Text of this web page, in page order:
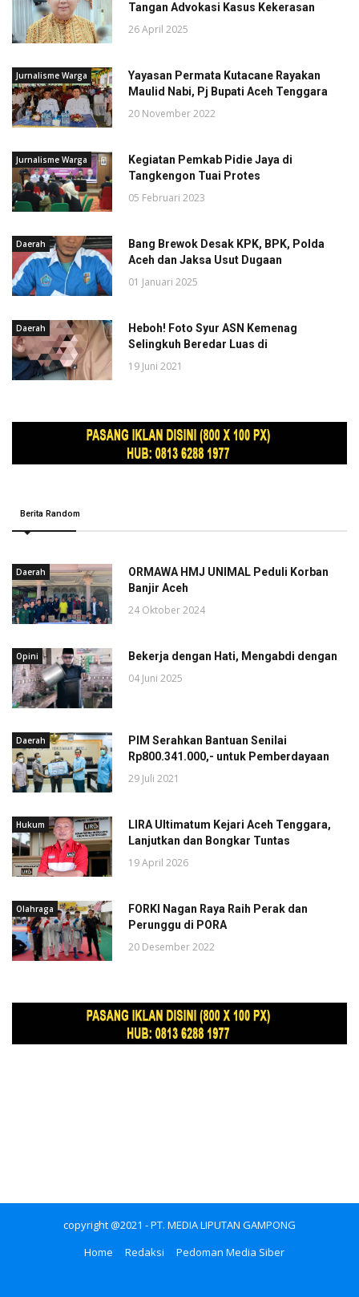
Tangan Advokasi Kasus Kekerasan
26 April 2025
Jurnalisme Warga
Yayasan Permata Kutacane Rayakan
Maulid Nabi, Pj Bupati Aceh Tenggara
20 November 2022
Jurnalisme Warga
Kegiatan Pemkab Pidie Jaya di
Tangkengon Tuai Protes
05 Februari 2023
Daerah
Bang Brewok Desak KPK, BPK, Polda
Aceh dan Jaksa Usut Dugaan
01 Januari 2025
Daerah
Heboh! Foto Syur ASN Kemenag
Selingkuh Beredar Luas di
19 Juni 2021
Berita Random
Daerah
ORMAWA HMJ UNIMAL Peduli Korban
Banjir Aceh
24 Oktober 2024
Opini Bekerja dengan Hati, Mengabdi dengan
04 Juni 2025
Daerah
PIM Serahkan Bantuan Senilai
Rp800.341.000,- untuk Pemberdayaan
29 Juli 2021
Hukum
LIRA Ultimatum Kejari Aceh Tenggara,
Lanjutkan dan Bongkar Tuntas
19 April 2026
Olahraga
FORKI Nagan Raya Raih Perak dan
Perunggu di PORA
20 Desember 2022
copyright @2021 - PT. MEDIA LIPUTAN GAMPONG
Home
Redaksi Pedoman Media Siber